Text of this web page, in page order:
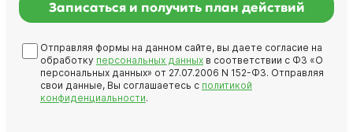
Записаться и получить план действий
Отправляя формы на данном сайте, вы даете согласие на
обработку персональных данных в соответствии с ФЗ «О
персональных данных» от 27.07.2006 N 152-ФЗ. Отправляя
свои данные, Вы соглашаетесь с политикой
конфиденциальности.